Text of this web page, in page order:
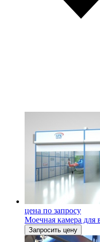
цена по запросу
Моечная камера для
Запросить цену